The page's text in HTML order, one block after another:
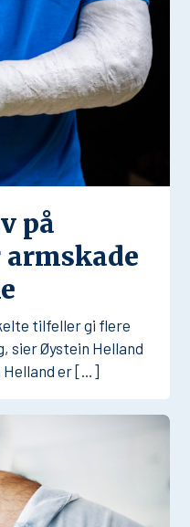
på
tilfeller gi flere
sier Øystein Helland
Helland er […]